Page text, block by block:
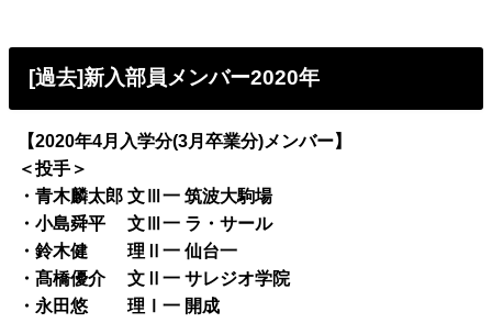
[過去]新入部員メンバー2020年
【2020年4月入学分(3月卒業分)メンバー】
＜投手＞
・青木麟太郎 文Ⅲ一 筑波大駒場
・小島舜平 文Ⅲ一 ラ・サール
・鈴木健 理Ⅱ一 仙台一
・髙橋優介 文Ⅱ一 サレジオ学院
・永田悠 理Ⅰ一 開成